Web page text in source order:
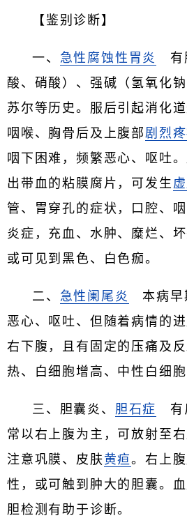
【鉴别诊断】
一、 急性腐蚀性胃炎
有
酸、硝酸）、强碱（氢氧化
苏尔等历史。服后引起消化
咽喉、胸骨后及上腹部剧烈
咽下困难，频繁恶心、呕吐。
出带血的粘膜腐片，可发生
管、胃穿孔的症状，口腔、
炎症，充血、水肿、糜烂、坏
或可见到黑色、白色痂。
二、 急性阑尾炎
本病早
恶心、呕吐、但随着病情的
右下腹，且有固定的压痛及
热、白细胞增高、中性白细胞
三、胆囊炎、 胆石症
有
常以右上腹为主，可放射至
注意巩膜、皮肤黄疸。右上
性，或可触到肿大的胆囊。
胆检测有助于诊断。